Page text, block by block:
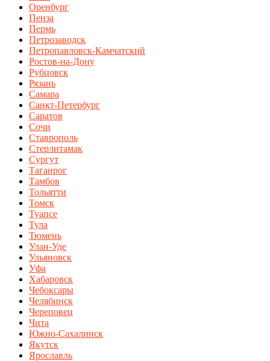
Оренбург
Пенза
Пермь
Петрозаводск
Петропавловск-Камчатский
Ростов-на-Дону
Рубцовск
Рязань
Самара
Санкт-Петербург
Саратов
Сочи
Ставрополь
Стерлитамак
Сургут
Таганрог
Тамбов
Тольятти
Томск
Туапсе
Тула
Тюмень
Улан-Уде
Ульяновск
Уфа
Хабаровск
Чебоксары
Челябинск
Череповец
Чита
Южно-Сахалинск
Якутск
Ярославль